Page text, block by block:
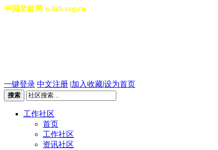
中国老龄网 wdzb.org.cn
一键登录 中文注册 |加入收藏|设为首页
搜索
工作社区
首页
工作社区
资讯社区